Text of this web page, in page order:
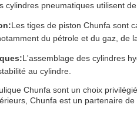
cylindres pneumatiques utilisent
Les tiges de piston Chunfa sont
du pétrole et du gaz, de
L'assemblage des cylindres
au cylindre.
Chunfa sont un choix
Chunfa est un partenaire